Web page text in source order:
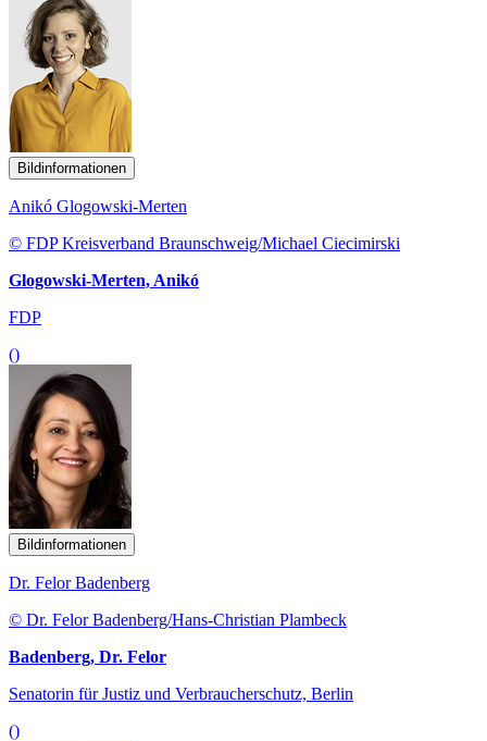
Bildinformationen
Anikó Glogowski-Merten
© FDP Kreisverband Braunschweig/Michael Ciecimirski
Glogowski-Merten, Anikó
FDP
()
Bildinformationen
Dr. Felor Badenberg
© Dr. Felor Badenberg/Hans-Christian Plambeck
Badenberg, Dr. Felor
Senatorin für Justiz und Verbraucherschutz, Berlin
()